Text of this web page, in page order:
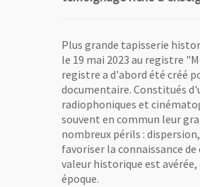
Plus grande tapisserie
le 19 mai 2023 au registre
registre a d'abord été créé
documentaire. Constitués
radiophoniques et
souvent en commun leur
nombreux périls :
favoriser la connaissance
valeur historique est
époque.